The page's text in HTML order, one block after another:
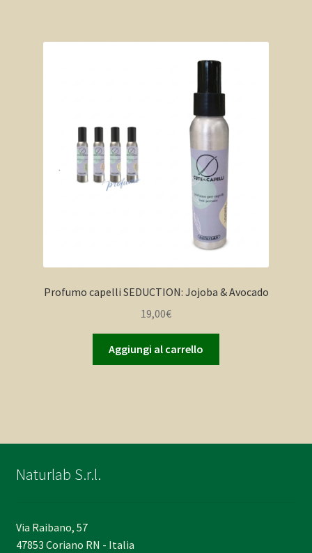
Profumo capelli SEDUCTION: Jojoba & Avocado
19,00€
Aggiungi al carrello
Naturlab S.r.l.
Via Raibano, 57
47853 Coriano RN - Italia